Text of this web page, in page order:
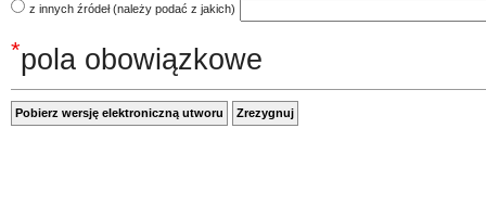
z innych źródeł (należy podać z jakich)
*pola obowiązkowe